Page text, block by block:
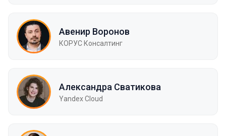
Авенир Воронов
КОРУС Консалтинг
Александра Сватикова
Yandex Cloud